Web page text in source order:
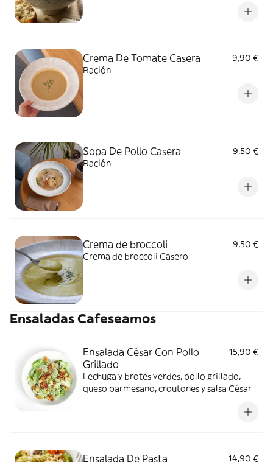
Crema De Tomate Casera
9,90 €
Ración
Sopa De Pollo Casera
9,50 €
Ración
Crema de broccoli
9,50 €
Crema de broccoli Casero
Ensaladas Cafeseamos
Ensalada César Con Pollo
Grillado
15,90 €
Lechuga y brotes verdes, pollo grillado,
queso parmesano, croutones y salsa César
Ensalada De Pasta 14,90 €